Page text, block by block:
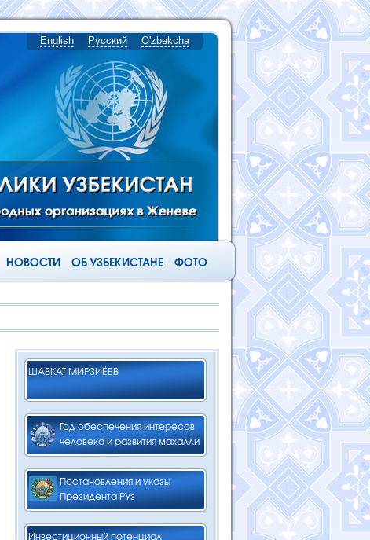
English Русский O'zbekcha
НОВОСТИ ОБ УЗБЕКИСТАНЕ ФОТО
ШАВКАТ МИРЗИЁЕВ
Год обеспечения интересов
человека и развития махалли
Постановления и указы
Президента РУз
Инвестиционный потенциал